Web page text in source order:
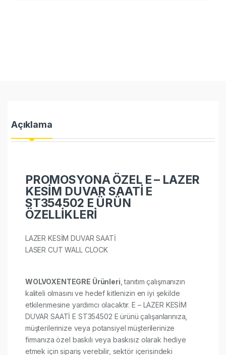
Açıklama
PROMOSYONA ÖZEL E – LAZER
KESİM DUVAR SAATİ E
ST354502 E ÜRÜN
ÖZELLİKLERİ
LAZER KESİM DUVAR SAATİ
LASER CUT WALL CLOCK
WOLVOXENTEGRE Ürünleri , tanıtım çalışmanızın
kaliteli olmasını ve hedef kitlenizin en iyi şekilde
etkilenmesine yardımcı olacaktır. E – LAZER KESİM
DUVAR SAATİ E ST354502 E ürünü çalışanlarınıza,
müşterilerinize veya potansiyel müşterilerinize
firmanıza özel baskılı veya baskısız olarak hediye
etmek için sipariş verebilir, sektör içerisindeki